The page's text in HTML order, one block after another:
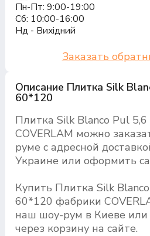
Описание Плитка Silk
60*120
Плитка Silk Blanco Pul
COVERLAM можно
руме с адресной
Украине или оформить
Купить Плитка Silk
60*120 фабрики
наш шоу-рум в Киеве
через корзину на сайте.
Пн-Пт: 9:00-19:00
Сб: 10:00-16:00
Нд - Вихідний
Заказать